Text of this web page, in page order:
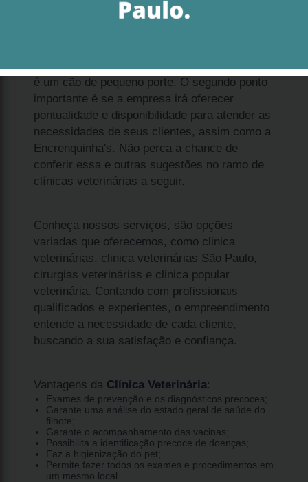
é um cão de pequeno porte. O segundo ponto
importante é se a empresa irá oferecer
pontualidade e disponibilidade para atender as
necessidades de seus clientes, assim como a
Encrenquinha's. Não perca a chance de
conferir essa e outras sugestões no ramo de
clínicas veterinárias a seguir.
Conheça nossos serviços, são opções
variadas que oferecemos, como clinica
veterinárias, clinica veterinárias São Paulo,
cirurgias veterinárias e clinica popular
veterinária. Contando com profissionais
qualificados e experientes, o empreendimento
entende a necessidade de cada cliente,
buscando a sua satisfação e confiança.
Vantagens da Clínica Veterinária:
Exames de prevenção e os diagnósticos precoces;
Garante uma análise do estado geral de saúde do
filhote;
Garante o acompanhamento das vacinas;
Possibilita a identificação precoce de doenças;
Faz a higienização do pet;
Permite fazer todos os exames e procedimentos em
um mesmo local.